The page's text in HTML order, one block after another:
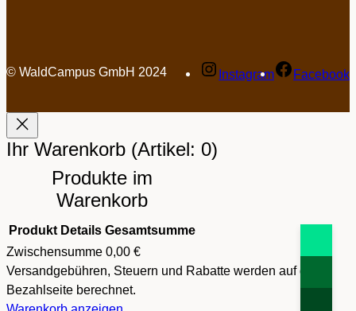
© WaldCampus GmbH 2024 Instagram Facebook
Ihr Warenkorb (Artikel: 0)
Produkte im
Warenkorb
Produkt Details Gesamtsumme
Zwischensumme 0,00 €
Versandgebühren, Steuern und Rabatte werden auf der
Bezahlseite berechnet.